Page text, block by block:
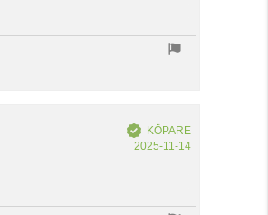
Bekräftad
KÖPARE
2025-11-14